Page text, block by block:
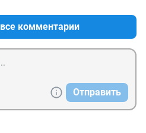
комментарии
Отправить